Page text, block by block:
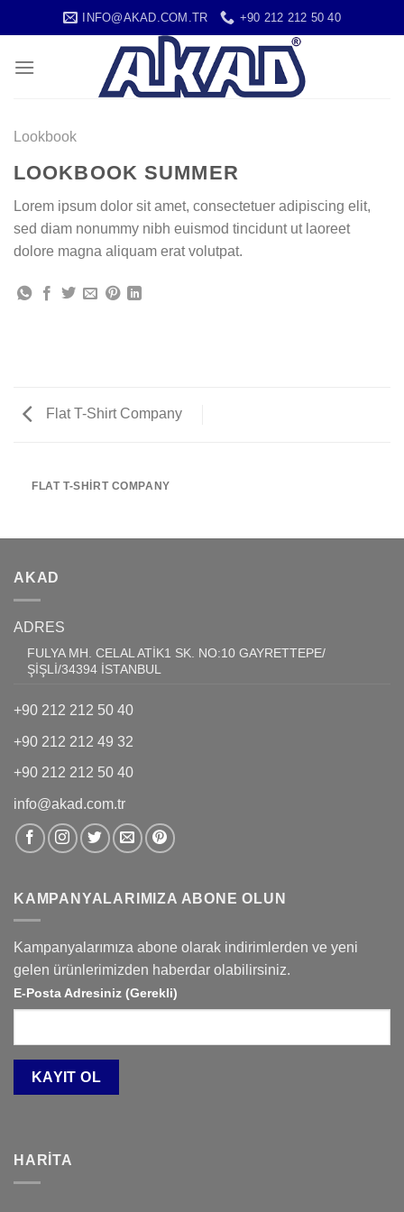
atla
INFO@AKAD.COM.TR +90 212 212 50 40
Lookbook
LOOKBOOK SUMMER
Lorem ipsum dolor sit amet, consectetuer adipiscing elit,
sed diam nonummy nibh euismod tincidunt ut laoreet
dolore magna aliquam erat volutpat.
Flat T-Shirt Company
FLAT T-SHIRT COMPANY
AKAD
ADRES
FULYA MH. CELAL ATİK1 SK. NO:10 GAYRETTEPE/
ŞİŞLİ/34394 İSTANBUL
+90 212 212 50 40
+90 212 212 49 32
+90 212 212 50 40
info@akad.com.tr
KAMPANYALARIMIZA ABONE OLUN
Kampanyalarımıza abone olarak indirimlerden ve yeni
gelen ürünlerimizden haberdar olabilirsiniz.
E-Posta Adresiniz (Gerekli)
HARITA